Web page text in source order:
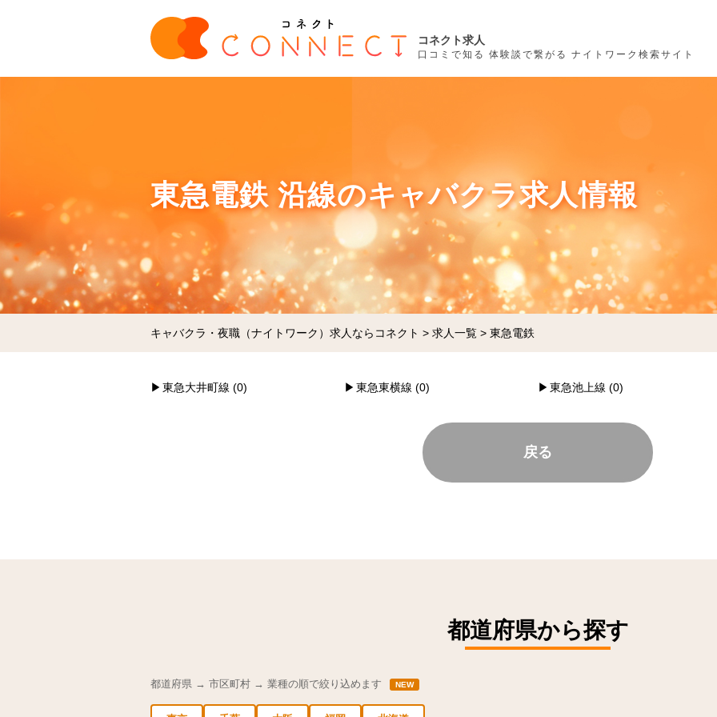
コネクト求人
口コミで知る 体験談で繋がる ナイトワーク検索サイト
東急電鉄 沿線のキャバクラ求人情報
キャバクラ・夜職（ナイトワーク）求人ならコネクト > 求人一覧 > 東急電鉄
東急大井町線 (0) 東急東横線 (0) 東急池上線 (0)
戻る
都道府県から探す
都道府県 → 市区町村 → 業種の順で絞り込めます NEW